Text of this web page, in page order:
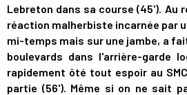
Lebreton dans sa course (45'). Au
réaction malherbiste incarnée par
mi-temps mais sur une jambe, a
boulevards dans l'arrière-garde
rapidement ôté tout espoir au
partie (56'). Même si on ne sait